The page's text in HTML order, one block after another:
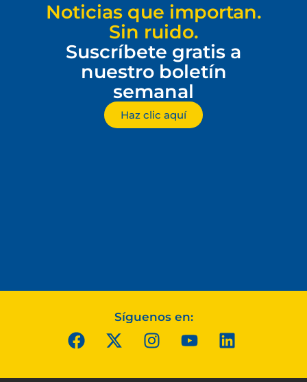
Noticias que importan.
Sin ruido.
Suscríbete gratis a
nuestro boletín
semanal
Haz clic aquí
Síguenos en: